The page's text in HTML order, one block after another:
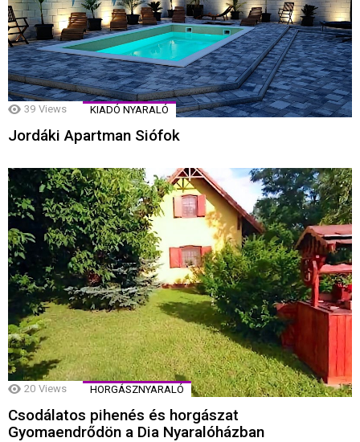
39 Views KIADÓ NYARALÓ
Jordáki Apartman Siófok
20 Views HORGÁSZNYARALÓ
Csodálatos pihenés és horgászat
Gyomaendrődön a Dia Nyaralóházban